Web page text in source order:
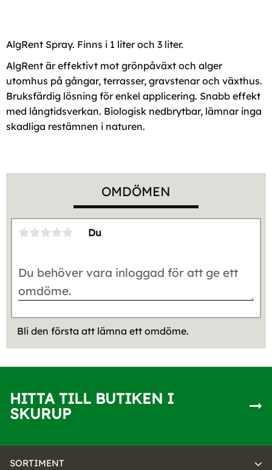
AlgRent Spray. Finns i 1 liter och 3 liter.
AlgRent är effektivt mot grönpåväxt och alger
utomhus på gångar, terrasser, gravstenar och växthus.
Bruksfärdig lösning för enkel applicering. Snabb effekt
med långtidsverkan. Biologisk nedbrytbar, lämnar inga
skadliga restämnen i naturen.
OMDÖMEN
Du
Bli den första att lämna ett omdöme.
HITTA TILL BUTIKEN I
SKURUP
SORTIMENT